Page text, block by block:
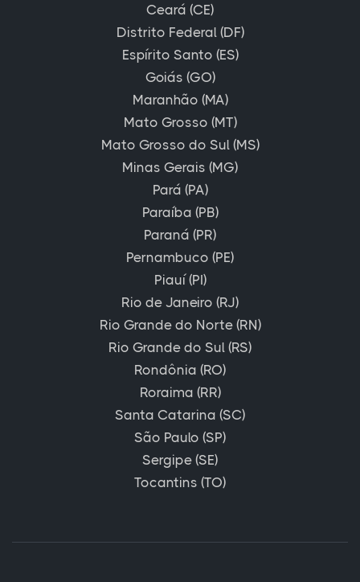
Ceará (CE)
Distrito Federal (DF)
Espírito Santo (ES)
Goiás (GO)
Maranhão (MA)
Mato Grosso (MT)
Mato Grosso do Sul (MS)
Minas Gerais (MG)
Pará (PA)
Paraíba (PB)
Paraná (PR)
Pernambuco (PE)
Piauí (PI)
Rio de Janeiro (RJ)
Rio Grande do Norte (RN)
Rio Grande do Sul (RS)
Rondônia (RO)
Roraima (RR)
Santa Catarina (SC)
São Paulo (SP)
Sergipe (SE)
Tocantins (TO)